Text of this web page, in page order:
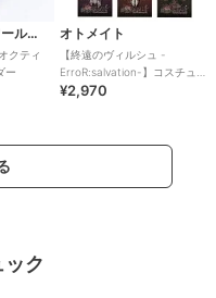
パーフェクト・ワールド・トーキョー
クティ
ー
オトメイト
【終遠のヴィルシュ -
ErroR:salvation-】コスチュー
ムキーホルダー(全6種)
¥2,970
ク